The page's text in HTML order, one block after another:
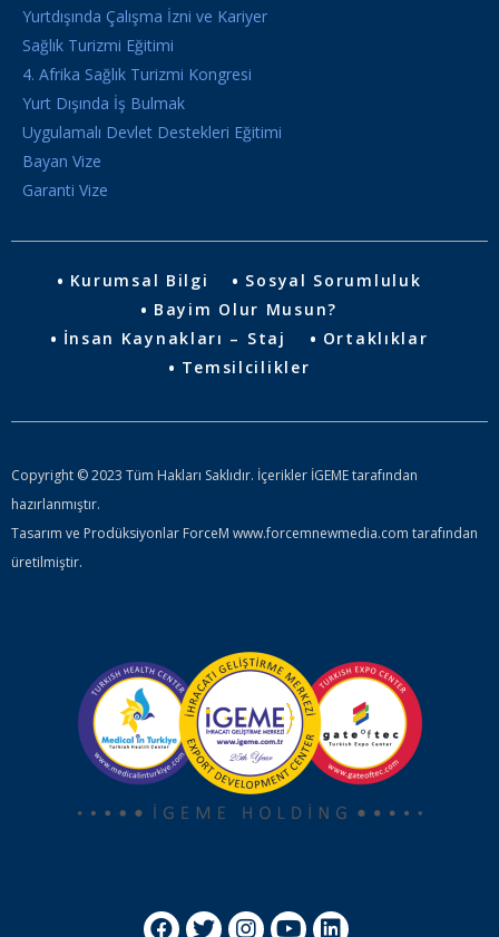
Yurtdışında Çalışma İzni ve Kariyer
Sağlık Turizmi Eğitimi
4. Afrika Sağlık Turizmi Kongresi
Yurt Dışında İş Bulmak
Uygulamalı Devlet Destekleri Eğitimi
Bayan Vize
Garanti Vize
Kurumsal Bilgi
Sosyal Sorumluluk
Bayim Olur Musun?
İnsan Kaynakları – Staj
Ortaklıklar
Temsilcilikler
Copyright © 2023 Tüm Hakları Saklıdır. İçerikler İGEME tarafından
hazırlanmıştır.
Tasarım ve Prodüksiyonlar ForceM www.forcemnewmedia.com tarafından
üretilmiştir.